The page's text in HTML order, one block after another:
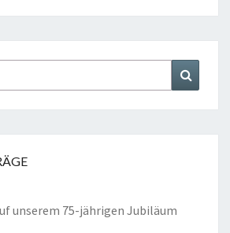
unserem 75-jährigen Jubiläum